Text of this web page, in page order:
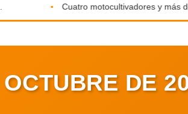
Cuatro motocultivadores y más de
DE